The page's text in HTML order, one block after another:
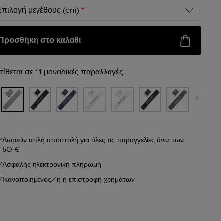
μεγέθους (cm)*
στο καλάθι
σε 11 μοναδικές παραλλαγές.
Δωρεάν απλή αποστολή για όλες τις παραγγελίες άνω των
50 €
Ασφαλής ηλεκτρονική πληρωμή
Ικανοποιημένος/η ή επιστροφή χρημάτων